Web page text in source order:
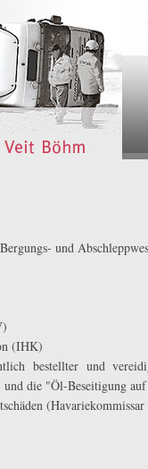
und
(IHK)
bestellter und
die "Öl-Beseitigung